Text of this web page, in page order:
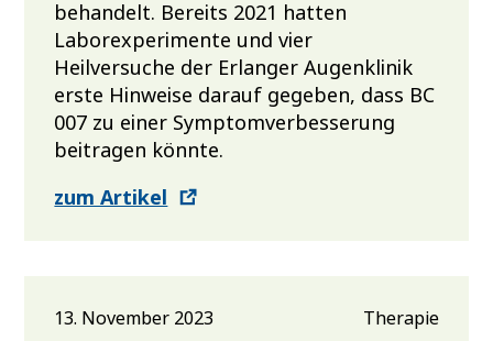
behandelt. Bereits 2021 hatten
Laborexperimente und vier
Heilversuche der Erlanger Augenklinik
erste Hinweise darauf gegeben, dass BC
007 zu einer Symptomverbesserung
beitragen könnte.
zum Artikel
13. November 2023 Therapie